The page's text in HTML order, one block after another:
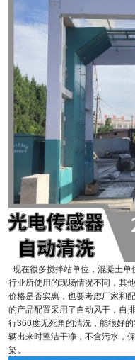
现在很多搅拌站单位，混凝土
行业所使用的现场情况不同，其
价格是否实惠，也要考虑厂家和
的产品配置采用了自动风干，自
行360度无死角的清洗，能很好
辆出来时整洁干净，不含污水，
染。